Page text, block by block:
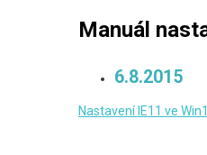
Manuál
6.8.2015
Nastavení IE11 ve